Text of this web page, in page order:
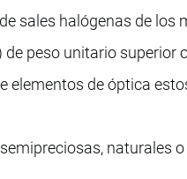
sales halógenas de
peso unitario superior
elementos de óptica
naturales